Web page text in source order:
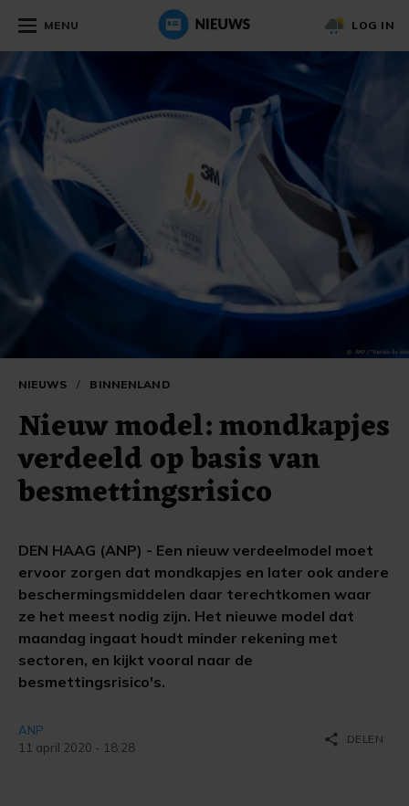
MENU LOG IN
NIEUWS / BINNENLAND
Nieuw model: mondkapjes
verdeeld op basis van
besmettingsrisico
DEN HAAG (ANP) - Een nieuw verdeelmodel moet
ervoor zorgen dat mondkapjes en later ook andere
beschermingsmiddelen daar terechtkomen waar
ze het meest nodig zijn. Het nieuwe model dat
maandag ingaat houdt minder rekening met
sectoren, en kijkt vooral naar de
besmettingsrisico's.
ANP
11 april 2020 - 18:28
share DELEN